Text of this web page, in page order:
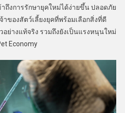
ถึงการรักษายุคใหม่ได้ง่ายขึ้น ปลอดภัย
ของสัตว์เลี้ยงยุคที่พร้อมเลือกสิ่งที่ดี
ย่างแท้จริง รวมถึงยังเป็นแรงหนุนใหม่
Economy